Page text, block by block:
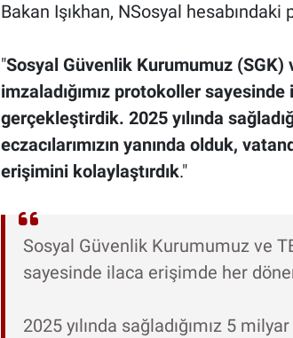
Bakan Işıkhan, NSosyal hesabındaki
"Sosyal Güvenlik Kurumumuz (SGK)
imzaladığımız protokoller
gerçekleştirdik. 2025 yılında
eczacılarımızın yanında olduk,
erişimini kolaylaştırdık."
Sosyal Güvenlik Kurumumuz ve
sayesinde ilaca erişimde her
2025 yılında sağladığımız 5